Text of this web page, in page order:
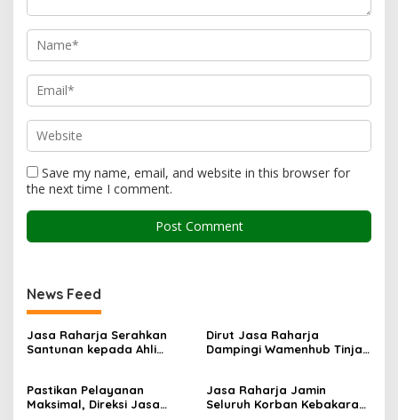
Save my name, email, and website in this browser for
the next time I comment.
News Feed
Jasa Raharja Serahkan
Santunan kepada Ahli
Dirut Jasa Raharja
Dampingi Wamenhub Tinjau
PHC Surabaya
Pastikan Pelayanan
Maksimal, Direksi Jasa
Jasa Raharja Jamin
Seluruh Korban Kebakaran